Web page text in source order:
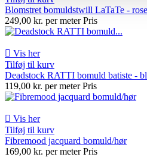
Blomstret bomuldstwill LaTaTe - rose
249,00 kr. per meter Pris
 Vis her
Tilføj til kurv
Deadstock RATTI bomuld batiste -
119,00 kr. per meter Pris
 Vis her
Tilføj til kurv
Fibremood jacquard bomuld/hør
169,00 kr. per meter Pris